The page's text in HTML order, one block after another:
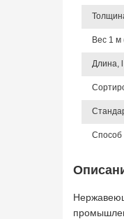
Вес 1 м
Длина,
Способ